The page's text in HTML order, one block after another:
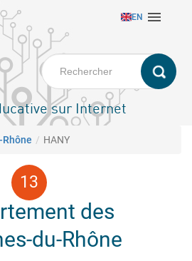
EN 
sur Internet
HANY
des
du-Rhône